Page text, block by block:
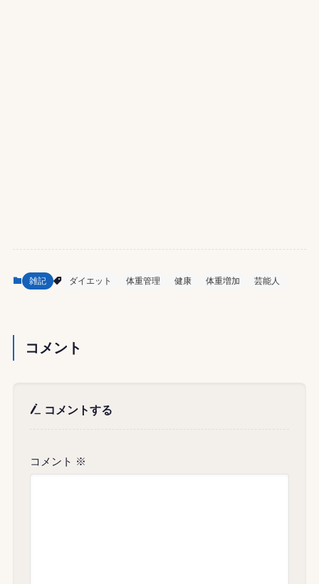
雑記 ダイエット 体重管理 健康 体重増加 芸能人
コメント
コメントする
コメント ※